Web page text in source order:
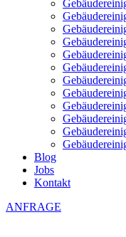
Blog
Jobs
Kontakt
ANFRAGE